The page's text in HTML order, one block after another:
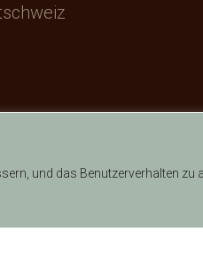
und das Benutzerverhalten